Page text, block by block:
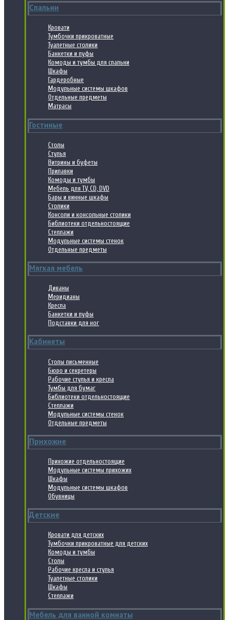
Спальни
Кровати
Тумбочки прикроватные
Туалетные столики
Банкетки и пуфы
Комоды и тумбы для спальни
Шкафы
Гардеробные
Модульные системы шкафов
Отдельные предметы
Матрасы
Гостиные
Столы
Стулья
Витрины и буфеты
Прилавки
Комоды и тумбы
Мебель для TV, CD, DVD
Бары и винные шкафы
Столики
Консоли и консольные столики
Библиотеки отдельностоящие
Стеллажи
Модульные системы стенок
Отдельные предметы
Мягкая мебель
Диваны
Меридианы
Кресла
Банкетки и пуфы
Подставки для ног
Кабинеты
Столы письменные
Бюро и секретеры
Рабочие стулья и кресла
Тумбы для бумаг
Библиотеки отдельностоящие
Стеллажи
Модульные системы стенок
Отдельные предметы
Прихожие
Прихожие отдельностоящие
Модульные системы прихожих
Шкафы
Модульные системы шкафов
Обувницы
Детские
Кровати для детских
Тумбочки прикроватные для детских
Комоды и тумбы
Столы
Рабочие кресла и стулья
Туалетные столики
Шкафы
Стеллажи
Мебель для ванной комнаты